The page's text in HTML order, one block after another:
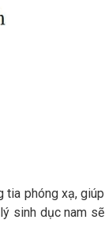
tia phóng xạ, giúp
sinh dục nam sẽ